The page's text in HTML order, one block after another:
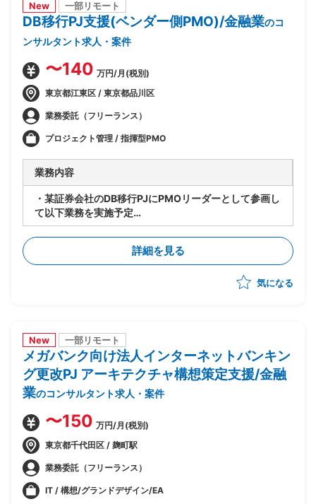
ダーマネジメント
・後続フェーズに向けた要件整理と、開発チームへの引
New 一部リモート
DB移行PJ支援(ベンダー側PMO)/金融業のコ
ンサルタント求人・案件
〜140 万円/月(税別)
東京都江東区 / 東京都品川区
業務委託（フリーランス）
プロジェクト管理 / 指揮型PMO
業務内容
・某証券会社のDB移行PJにPMOリーダーとして参画し
て以下業務を実施予定
-SAP ASE→DB2マイグレーションPJ全体の進捗管理/
情報収集
-開発BP社の進捗状況/障害解消状況/移行対応状況の総
合的な管理
-製造/単体/結合/総合テスト(3パラレル進行)の全体ス
詳細を見る
気になる
New 一部リモート
メガバンク向け法人インターネットバンキン
グ更改PJ アーキテクチャ構想策定支援/金融
業のコンサルタント求人・案件
〜150 万円/月(税別)
東京都千代田区 / 麹町駅
業務委託（フリーランス）
IT / 構想/グランドデザイン/EA